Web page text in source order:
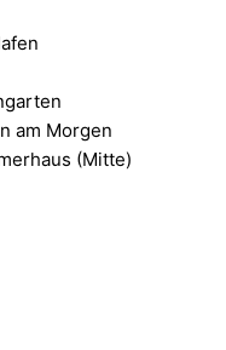
am Morgen
(Mitte)